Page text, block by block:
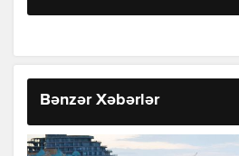
Bənzər Xəbərlər